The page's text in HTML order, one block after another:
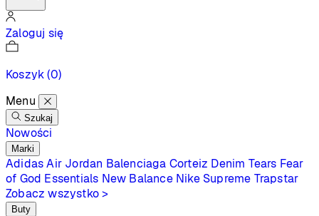
Zaloguj się
Koszyk(0)
Menu
Szukaj
Nowości
Marki
Adidas Air Jordan Balenciaga Corteiz Denim Tears Fear
of God Essentials New Balance Nike Supreme Trapstar
Zobacz wszystko >
Buty